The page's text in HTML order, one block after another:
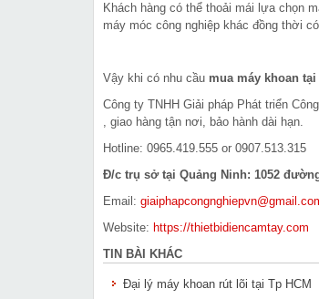
Khách hàng có thể thoải mái lựa chọn
máy móc công nghiệp khác đồng thời
Vậy khi có nhu cầu mua máy khoan
Công ty TNHH Giải pháp Phát triển
, giao hàng tận nơi, bảo hành dài hạn.
Hotline: 0965.419.555 or 0907.513.315
Đ/c trụ sở tại Quảng Ninh: 1052
Email:
Website: https://thietbidiencamtay.com
TIN BÀI KHÁC
Đại lý máy khoan rút lõi tại Tp HCM